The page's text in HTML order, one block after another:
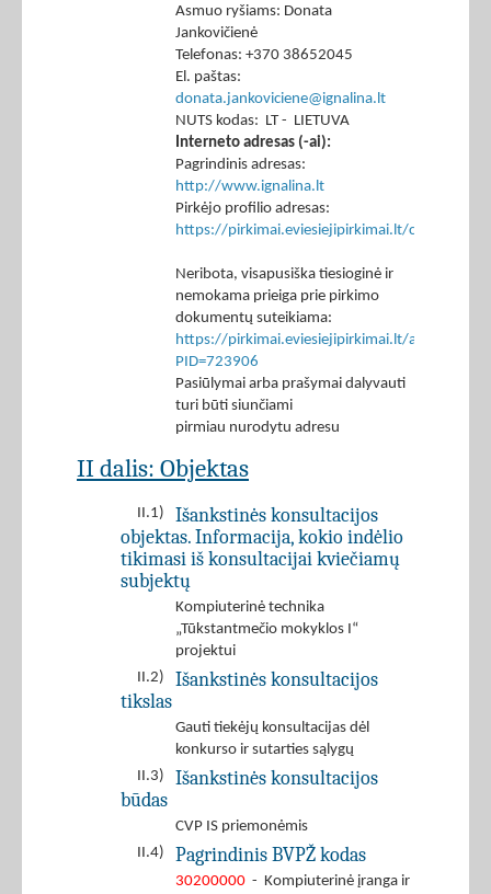
Asmuo ryšiams: Donata
Jankovičienė
Telefonas: +370 38652045
El. paštas:
donata.jankoviciene@ignalina.lt
NUTS kodas: LT - LIETUVA
Interneto adresas (-ai):
Pagrindinis adresas:
http://www.ignalina.lt
Pirkėjo profilio adresas:
https://pirkimai.eviesiejipirkimai.lt/ctm/
Neribota, visapusiška tiesioginė ir
nemokama prieiga prie pirkimo
dokumentų suteikiama:
https://pirkimai.eviesiejipirkimai.lt/app/rfq/
PID=723906
Pasiūlymai arba prašymai dalyvauti
turi būti siunčiami
pirmiau nurodytu adresu
II dalis: Objektas
II.1)
Išankstinės konsultacijos
objektas. Informacija, kokio indėlio
tikimasi iš konsultacijai kviečiamų
subjektų
Kompiuterinė technika
„Tūkstantmečio mokyklos I“
projektui
II.2)
Išankstinės konsultacijos
tikslas
Gauti tiekėjų konsultacijas dėl
konkurso ir sutarties sąlygų
II.3)
Išankstinės konsultacijos
būdas
CVP IS priemonėmis
II.4)
Pagrindinis BVPŽ kodas
30200000 - Kompiuterinė įranga ir